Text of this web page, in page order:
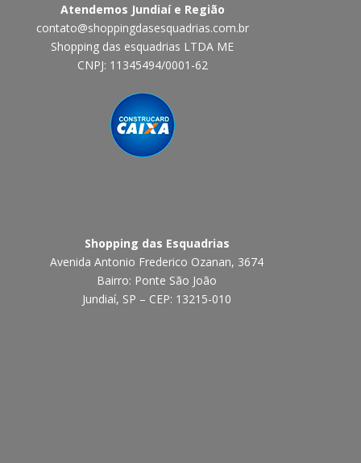
Atendemos Jundiaí e Região
contato@shoppingdasesquadrias.com.br
Shopping das esquadrias LTDA ME
CNPJ: 11345494/0001-62
Shopping das Esquadrias
Avenida Antonio Frederico Ozanan, 3674
Bairro: Ponte São João
Jundiaí, SP – CEP: 13215-010